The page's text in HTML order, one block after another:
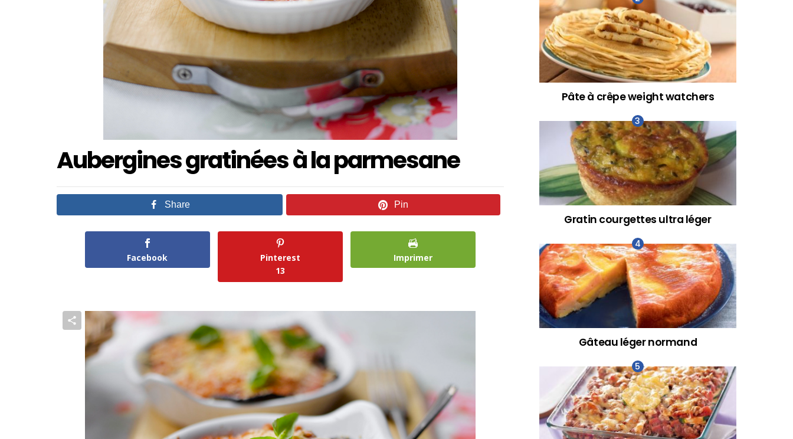
Aubergines gratinées à la parmesane
Share Pin
Facebook
Pinterest
13
Imprimer
Pâte à crêpe weight watchers
Gratin courgettes ultra léger
Gâteau léger normand